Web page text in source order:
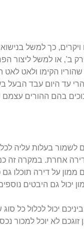
כך למשל
ב', או למשל ליצור
הקימו ולאט לאט
עד היום עבד הבעל
בהם ההורים
לשמור בעלות עליה
אחרת. במקרה זה
על דירה תוכלו
גם היבטים
יכול לכלול כל סוג
לא יוכל למכור